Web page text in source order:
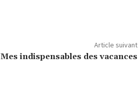
Article suivant
Mes indispensables des vacances